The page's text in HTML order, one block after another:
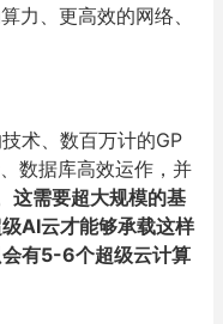
力、更高效的网络、
术、数百万计的GP
数据库高效运作，并
这需要超大规模的基
AI云才能够承载这样
有5-6个超级云计算